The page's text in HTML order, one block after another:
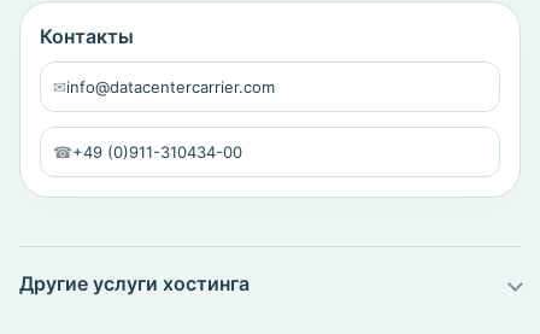
Контакты
✉info@datacentercarrier.com
☎+49 (0)911-310434-00
Другие услуги хостинга